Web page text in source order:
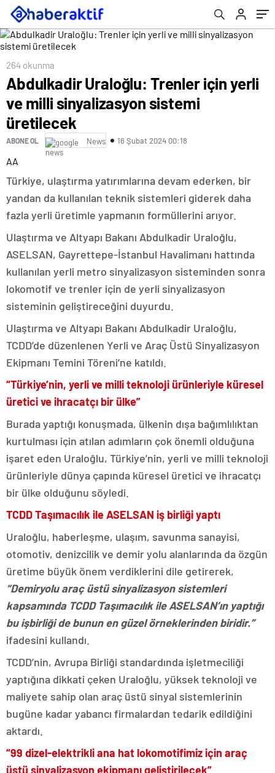
264 okunma
Abdulkadir Uraloğlu: Trenler için yerli
ve milli sinyalizasyon sistemi
üretilecek
ABONE OL News 16 Şubat 2024 00:18
AA
Türkiye, ulaştırma yatırımlarına devam ederken, bir
yandan da kullanılan teknik sistemleri giderek daha
fazla yerli üretimle yapmanın formüllerini arıyor.
Ulaştırma ve Altyapı Bakanı Abdulkadir Uraloğlu,
ASELSAN, Gayrettepe-İstanbul Havalimanı hattında
kullanılan yerli metro sinyalizasyon sisteminden sonra
lokomotif ve trenler için de yerli sinyalizasyon
sisteminin geliştireceğini duyurdu.
Ulaştırma ve Altyapı Bakanı Abdulkadir Uraloğlu,
TCDD’de düzenlenen Yerli ve Araç Üstü Sinyalizasyon
Ekipmanı Temini Töreni’ne katıldı.
“Türkiye’nin, yerli ve milli teknoloji ürünleriyle küresel
üretici ve ihracatçı bir ülke”
Burada yaptığı konuşmada, ülkenin dışa bağımlılıktan
kurtulması için atılan adımların çok önemli olduğuna
işaret eden Uraloğlu, Türkiye’nin, yerli ve milli teknoloji
ürünleriyle dünya çapında küresel üretici ve ihracatçı
bir ülke olduğunu söyledi.
TCDD Taşımacılık ile ASELSAN iş birliği yaptı
Uraloğlu, haberleşme, ulaşım, savunma sanayisi,
otomotiv, denizcilik ve demir yolu alanlarında da özgün
üretime büyük önem verdiklerini dile getirerek,
“Demiryolu araç üstü sinyalizasyon sistemleri
kapsamında TCDD Taşımacılık ile ASELSAN’ın yaptığı
bu işbirliği de bunun en güzel örneklerinden biridir.”
ifadesini kullandı.
TCDD’nin, Avrupa Birliği standardında işletmeciliği
yaptığına dikkati çeken Uraloğlu, yüksek teknoloji ve
maliyete sahip olan araç üstü sinyal sistemlerinin
bugüne kadar yabancı firmalardan tedarik edildiğini
aktardı.
“99 dizel-elektrikli ana hat lokomotifimiz için araç
üstü sinyalizasyon ekipmanı geliştirilecek”